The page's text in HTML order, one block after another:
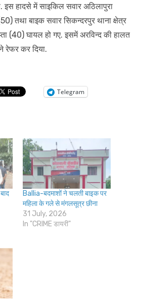
इस हादसे में साइकिल सवार अठिलापुरा
तथा बाइक सवार सिकन्दरपुर थाना क्षेत्र
(40) घायल हो गए. इसमें अरविन्द की हालत
रेफर कर दिया.
Telegram
Ballia-बदमाशों ने चलती बाइक पर
महिला के गले से मंगलसूत्र छीना
31 July, 2026
In "CRIME डायरी"